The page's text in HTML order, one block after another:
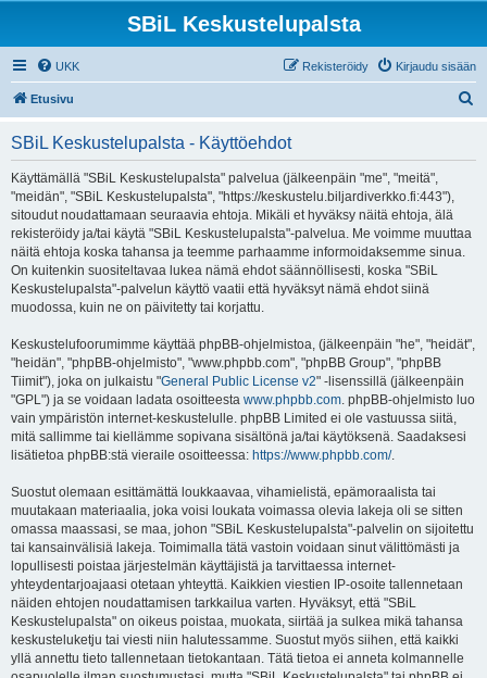
SBiL Keskustelupalsta
UKK Kirjaudu sisään
Rekisteröidy
Etusivu
SBiL Keskustelupalsta - Käyttöehdot
Käyttämällä "SBiL Keskustelupalsta" palvelua (jälkeenpäin "me", "meitä",
"meidän", "SBiL Keskustelupalsta", "https://keskustelu.biljardiverkko.fi:443"),
sitoudut noudattamaan seuraavia ehtoja. Mikäli et hyväksy näitä ehtoja, älä
rekisteröidy ja/tai käytä "SBiL Keskustelupalsta"-palvelua. Me voimme muuttaa
näitä ehtoja koska tahansa ja teemme parhaamme informoidaksemme sinua.
On kuitenkin suositeltavaa lukea nämä ehdot säännöllisesti, koska "SBiL
Keskustelupalsta"-palvelun käyttö vaatii että hyväksyt nämä ehdot siinä
muodossa, kuin ne on päivitetty tai korjattu.
Keskustelufoorumimme käyttää phpBB-ohjelmistoa, (jälkeenpäin "he", "heidät",
"heidän", "phpBB-ohjelmisto", "www.phpbb.com", "phpBB Group", "phpBB
Tiimit"), joka on julkaistu "General Public License v2" -lisenssillä (jälkeenpäin
"GPL") ja se voidaan ladata osoitteesta www.phpbb.com. phpBB-ohjelmisto luo
vain ympäristön internet-keskustelulle. phpBB Limited ei ole vastuussa siitä,
mitä sallimme tai kiellämme sopivana sisältönä ja/tai käytöksenä. Saadaksesi
lisätietoa phpBB:stä vieraile osoitteessa: https://www.phpbb.com/.
Suostut olemaan esittämättä loukkaavaa, vihamielistä, epämoraalista tai
muutakaan materiaalia, joka voisi loukata voimassa olevia lakeja oli se sitten
omassa maassasi, se maa, johon "SBiL Keskustelupalsta"-palvelin on sijoitettu
tai kansainvälisiä lakeja. Toimimalla tätä vastoin voidaan sinut välittömästi ja
lopullisesti poistaa järjestelmän käyttäjistä ja tarvittaessa internet-
yhteydentarjoajaasi otetaan yhteyttä. Kaikkien viestien IP-osoite tallennetaan
näiden ehtojen noudattamisen tarkkailua varten. Hyväksyt, että "SBiL
Keskustelupalsta" on oikeus poistaa, muokata, siirtää ja sulkea mikä tahansa
keskusteluketju tai viesti niin halutessamme. Suostut myös siihen, että kaikki
yllä annettu tieto tallennetaan tietokantaan. Tätä tietoa ei anneta kolmannelle